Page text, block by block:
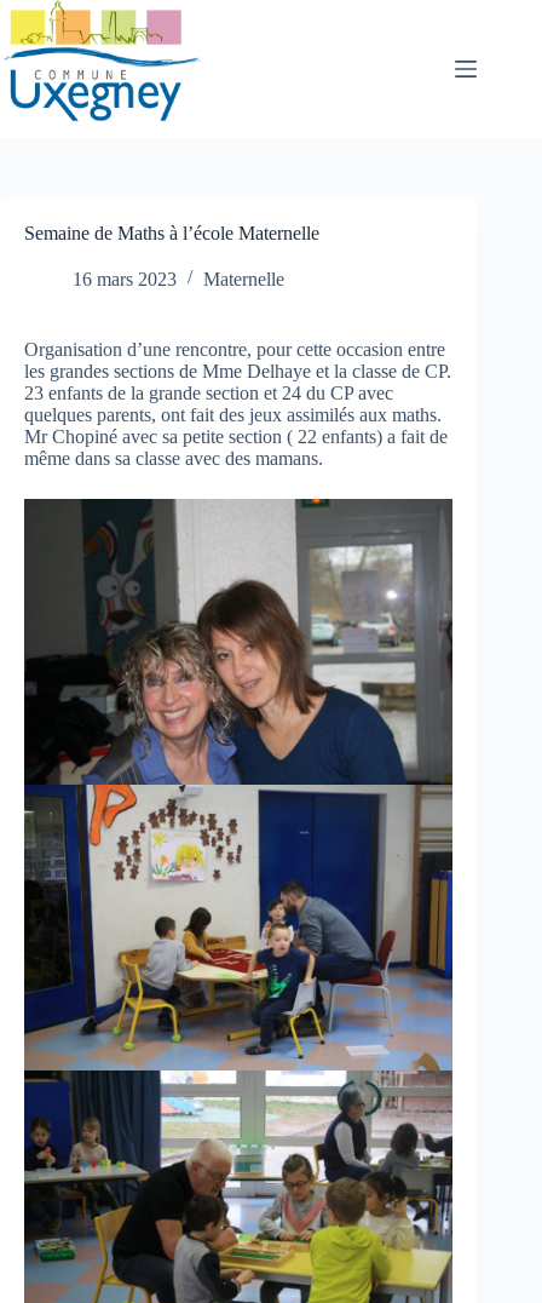
Passer
contenu
Semaine de Maths à l’école Maternelle
16 mars 2023 Maternelle
Organisation d’une rencontre, pour cette occasion entre
les grandes sections de Mme Delhaye et la classe de CP.
23 enfants de la grande section et 24 du CP avec
quelques parents, ont fait des jeux assimilés aux maths.
Mr Chopiné avec sa petite section ( 22 enfants) a fait de
même dans sa classe avec des mamans.